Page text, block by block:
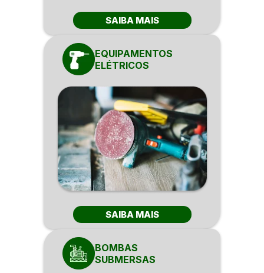
SAIBA MAIS
EQUIPAMENTOS
ELÉTRICOS
SAIBA MAIS
BOMBAS
SUBMERSAS